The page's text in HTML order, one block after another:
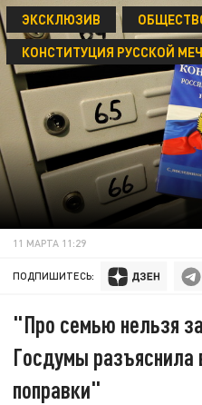
ЭКСКЛЮЗИВ
КОНСТИТУЦИЯ РУССКОЙ
11 МАРТА 11:29
ПОДПИШИТЕСЬ:
"Про семью нельзя
Госдумы
поправки"